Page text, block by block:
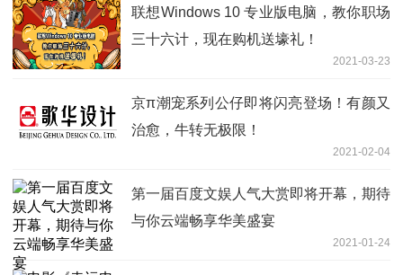
联想Windows 10 专业版电脑，教你职场
三十六计，现在购机送壕礼！
2021-03-23
京π潮宠系列公仔即将闪亮登场！有颜又
治愈，牛转无极限！
2021-02-04
第一届百度文娱人气大赏即将开幕，期待
与你云端畅享华美盛宴
2021-01-24